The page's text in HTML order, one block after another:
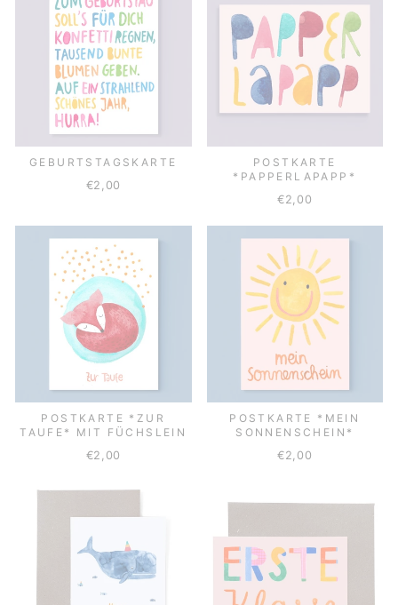
GEBURTSTAGSKARTE
€2,00
POSTKARTE
*PAPPERLAPAPP*
€2,00
POSTKARTE *ZUR
TAUFE* MIT FÜCHSLEIN
€2,00
POSTKARTE *MEIN
SONNENSCHEIN*
€2,00